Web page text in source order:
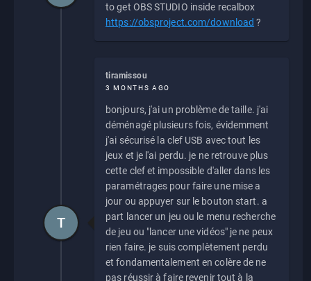
to get OBS STUDIO inside recalbox
https://obsproject.com/download ?
tiramissou
3 MONTHS AGO
bonjours, j'ai un problème de taille. j'ai
déménagé plusieurs fois, évidemment
j'ai sécurisé la clef USB avec tout les
jeux et je l'ai perdu. je ne retrouve plus
cette clef et impossible d'aller dans les
paramétrages pour faire une mise a
jour ou appuyer sur le bouton start. a
part lancer un jeu ou le menu recherche
de jeu ou "lancer une vidéos" je ne peux
rien faire. je suis complètement perdu
et fondamentalement en colère de ne
pas réussir à faire revenir tout à la
T